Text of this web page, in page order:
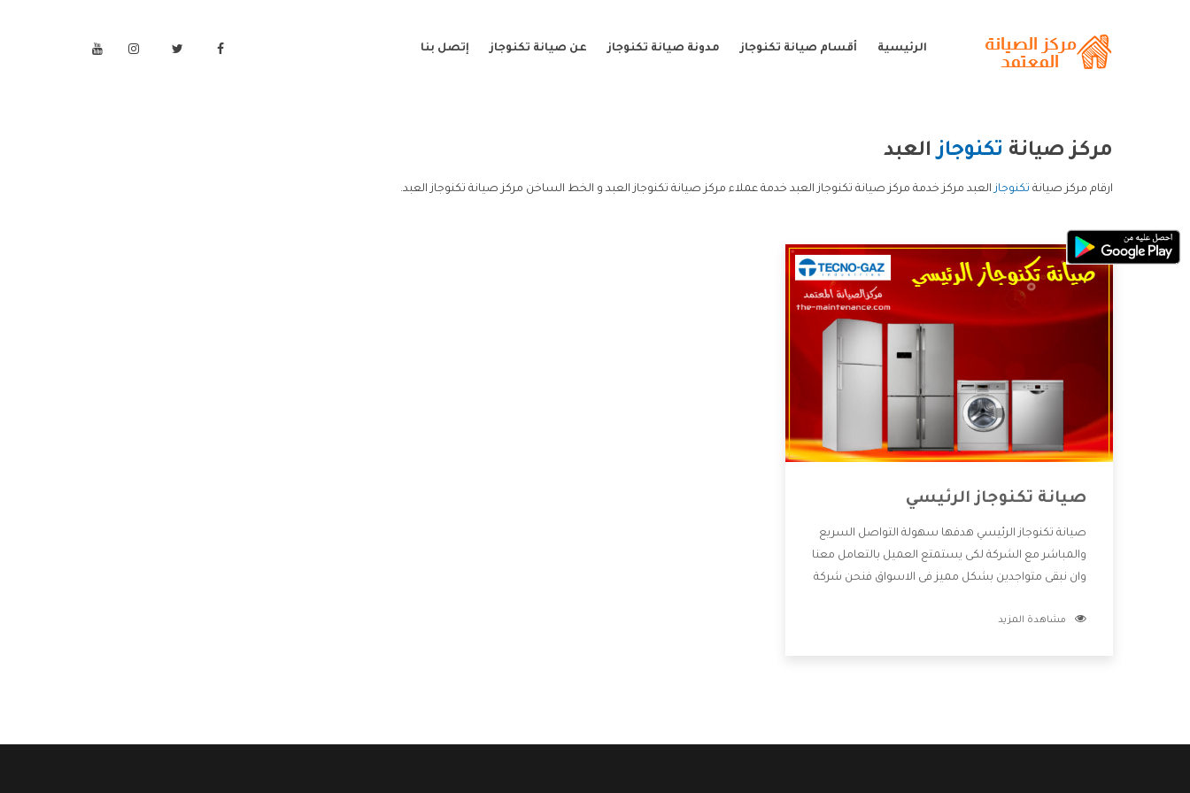
الرئيسية أقسام صيانة تكنوجاز مدونة صيانة تكنوجاز عن صيانة تكنوجاز إتصل بنا
مركز صيانة تكنوجازالعبد
ارقام مركز صيانة تكنوجازالعبد مركز خدمة مركز صيانة تكنوجاز العبد خدمة عملاء مركز صيانة تكنوجاز العبد و الخط الساخن مركز صيانة تكنوجاز العبد.
صيانة تكنوجاز الرئيسي
صيانة تكنوجاز الرئيسي هدفها سهولة التواصل السريع
والمباشر مع الشركة لكى يستمتع العميل بالتعامل معنا
وان نبقى متواجدين بشكل مميز فى الاسواق فنحن شركة
بالخدمات التى تنفرد الشركة بها والتى تكون منها خدمة
مشاهدة المزيد